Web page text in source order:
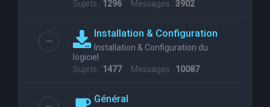
Sujets : 1296 Messages : 3902
Installation & Configuration
Installation & Configuration du
logiciel
Sujets : 1477Messages : 10087
Général